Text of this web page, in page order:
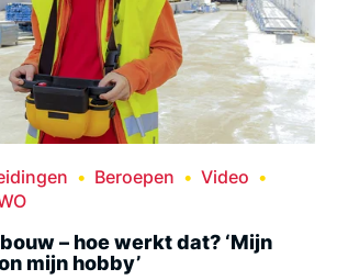
Beroepen
Video
– hoe werkt dat? ‘Mijn
mijn hobby’